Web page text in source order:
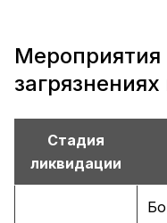
Стадия
ликвидации